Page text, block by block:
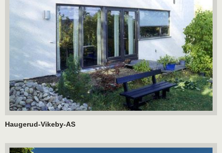
Haugerud-Vikeby-AS